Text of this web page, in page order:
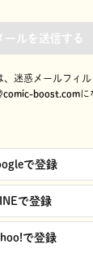
ールを送信する
迷惑メールフィ
boost.comに
で登録
で登録
で登録